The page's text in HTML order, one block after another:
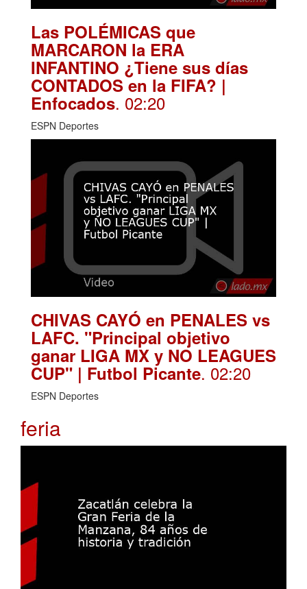
Las POLÉMICAS que
MARCARON la ERA
INFANTINO ¿Tiene sus días
CONTADOS en la FIFA? |
Enfocados. 02:20
ESPN Deportes
CHIVAS CAYÓ en PENALES vs
LAFC. "Principal objetivo
ganar LIGA MX y NO LEAGUES
CUP" | Futbol Picante. 02:20
ESPN Deportes
feria